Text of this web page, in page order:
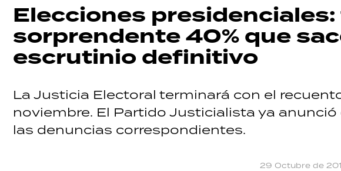
Elecciones presidenciales:
sorprendente 40% que
escrutinio definitivo
La Justicia Electoral terminará con el
noviembre. El Partido Justicialista ya
las denuncias correspondientes.
29 Octubre de